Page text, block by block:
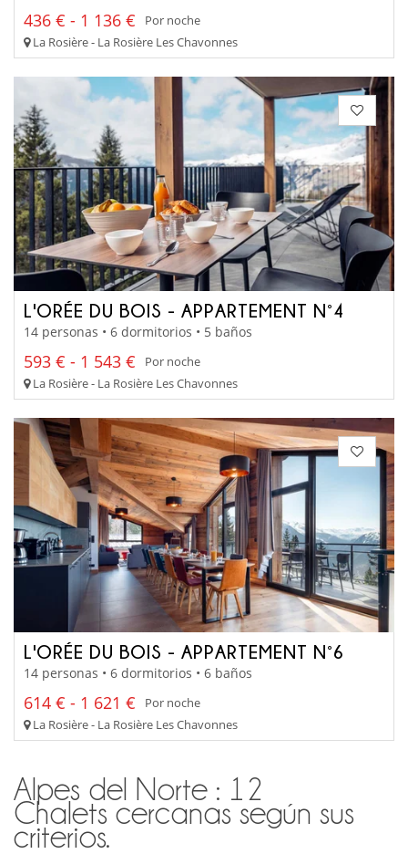
436 € - 1 136 €
Por noche
La Rosière - La Rosière Les Chavonnes
L'ORÉE DU BOIS - APPARTEMENT N°4
14 personas • 6 dormitorios • 5 baños
593 € - 1 543 €
Por noche
La Rosière - La Rosière Les Chavonnes
L'ORÉE DU BOIS - APPARTEMENT N°6
14 personas • 6 dormitorios • 6 baños
614 € - 1 621 €
Por noche
La Rosière - La Rosière Les Chavonnes
Alpes del Norte : 12
Chalets cercanas según sus
criterios.